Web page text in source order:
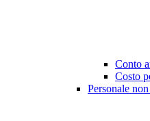
Conto
Costo
Personale